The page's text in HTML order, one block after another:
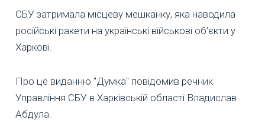
СБУ затримала місцеву мешканку, яка наводила
російські ракети на українські військові об’єкти у
Харкові.
Про це виданню "Думка" повідомив речник
Управління СБУ в Харківській області Владислав
Абдула.